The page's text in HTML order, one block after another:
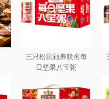
三只松鼠甄养联名每
日坚果八宝粥